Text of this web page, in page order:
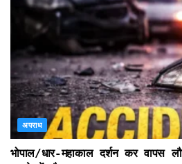
अपराध
भोपाल/धार-महाकाल दर्शन कर